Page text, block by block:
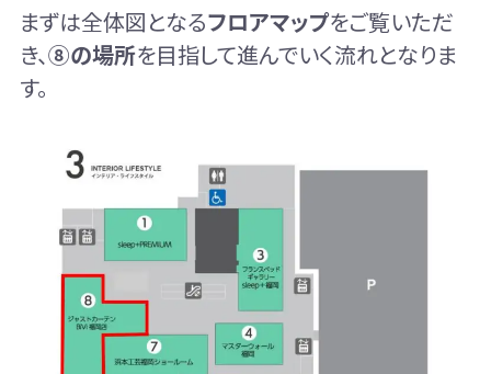
まずは全体図となるフロアマップをご覧いただ
き、⑧の場所を目指して進んでいく流れとなりま
す。